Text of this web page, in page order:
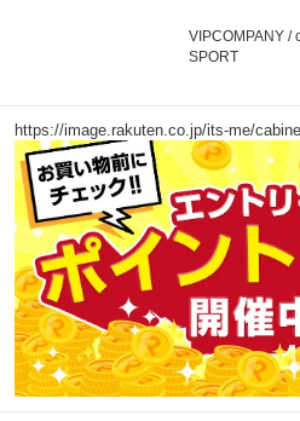
VIPCOMPANY /
SPORT
https://image.rakuten.co.jp/its-me/